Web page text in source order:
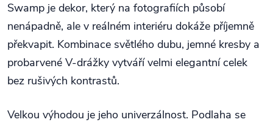
Swamp je dekor, který na fotografiích působí
nenápadně, ale v reálném interiéru dokáže příjemně
překvapit. Kombinace světlého dubu, jemné kresby a
probarvené V-drážky vytváří velmi elegantní celek
bez rušivých kontrastů.
Velkou výhodou je jeho univerzálnost. Podlaha se